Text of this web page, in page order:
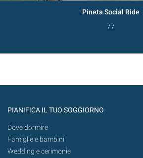
Pineta Social Ride
/ /
PIANIFICA IL TUO SOGGIORNO
Dove dormire
Famiglie e bambini
Wedding e cerimonie